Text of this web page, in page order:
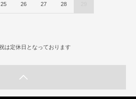
25 26 27 28
は定休日となっております